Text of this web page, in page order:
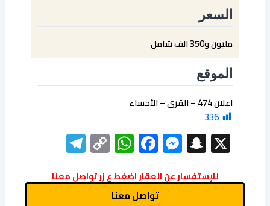
السعر
مليون و350 الف شامل
الموقع
اعلان 474 – القرى – الأحساء
336
X
Snapchat
Messenger
Facebook
WhatsApp
Copy
Link
للإستفسار عن العقار اضغط ع زر تواصل معنا
تواصل معنا